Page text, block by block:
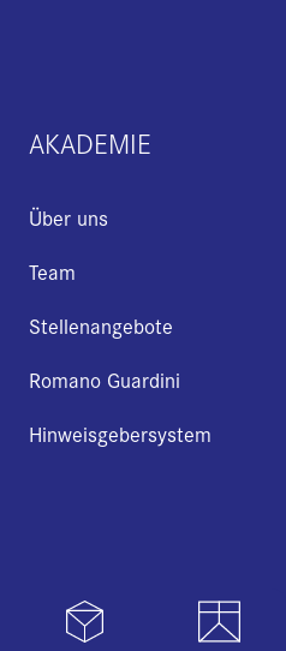
AKADEMIE
Über uns
Team
Stellenangebote
Romano Guardini
Hinweisgebersystem